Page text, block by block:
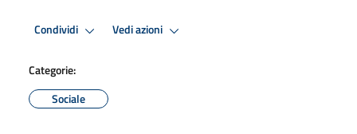
Condividi Vedi azioni
Categorie:
Sociale